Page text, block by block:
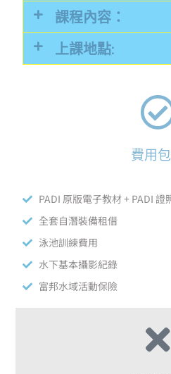
課程內容：
上課地點:
費用
PADI 原版電子教材 + PADI 證
全套自潛裝備租借
泳池訓練費用
水下基本攝影紀錄
富邦水域活動保險